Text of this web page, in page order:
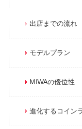
出店までの流れ
モデルプラン
MIWAの優位性
進化するコイン